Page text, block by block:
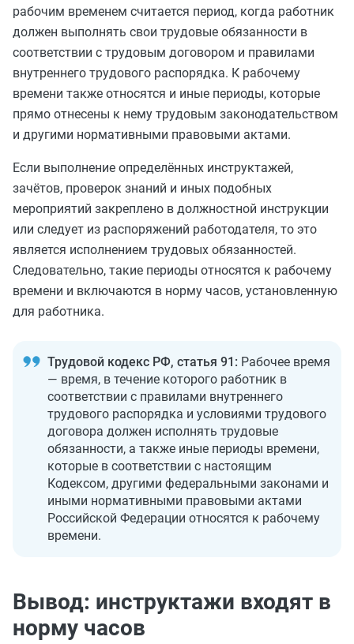
рабочим временем считается период, когда работник
должен выполнять свои трудовые обязанности в
соответствии с трудовым договором и правилами
внутреннего трудового распорядка. К рабочему
времени также относятся и иные периоды, которые
прямо отнесены к нему трудовым законодательством
и другими нормативными правовыми актами.
Если выполнение определённых инструктажей,
зачётов, проверок знаний и иных подобных
мероприятий закреплено в должностной инструкции
или следует из распоряжений работодателя, то это
является исполнением трудовых обязанностей.
Следовательно, такие периоды относятся к рабочему
времени и включаются в норму часов, установленную
для работника.
Трудовой кодекс РФ, статья 91: Рабочее время
— время, в течение которого работник в
соответствии с правилами внутреннего
трудового распорядка и условиями трудового
договора должен исполнять трудовые
обязанности, а также иные периоды времени,
которые в соответствии с настоящим
Кодексом, другими федеральными законами и
иными нормативными правовыми актами
Российской Федерации относятся к рабочему
времени.
Вывод: инструктажи входят в
норму часов